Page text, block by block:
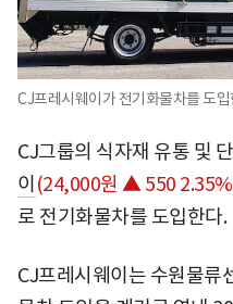
CJ프레시웨이가 전기화물차를 도
CJ그룹의 식자재 유통 및
이 (24,000원 ▲ 550
로 전기화물차를 도입한다.
CJ프레시웨이는 수원물류